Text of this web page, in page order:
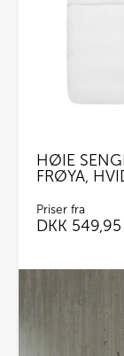
HØIE
FRØYA,
Priser fra
DKK 549,95